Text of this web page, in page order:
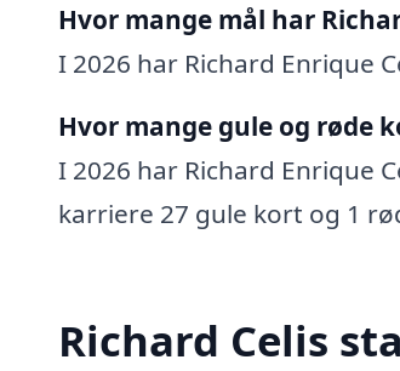
Hvor mange mål har
I 2026 har Richard Enrique
Hvor mange gule og røde
I 2026 har Richard Enrique
karriere 27 gule kort og 1
Richard Celis